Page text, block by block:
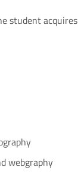
student acquires
webgraphy